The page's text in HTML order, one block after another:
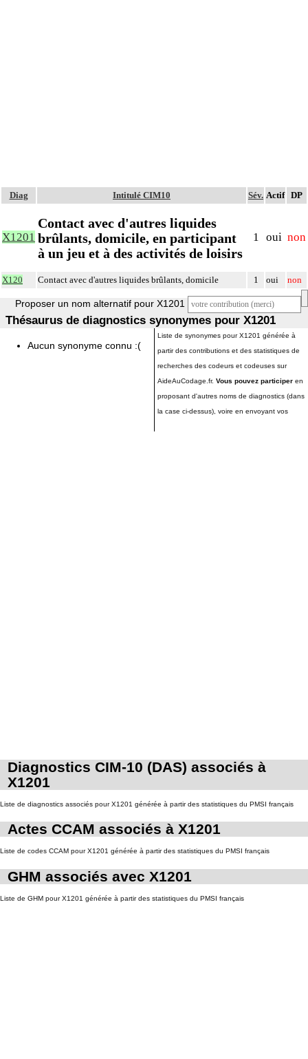
Diag Intitulé CIM10 Sév. Actif DP
X1201
Contact avec d'autres liquides
brûlants, domicile, en participant
à un jeu et à des activités de loisirs
1 oui non
X120 Contact avec d'autres liquides brûlants, domicile 1 oui non
Proposer un nom alternatif pour X1201
Thésaurus de diagnostics synonymes pour X1201
Aucun synonyme connu :(
Liste de synonymes pour X1201 générée à
partir des contributions et des statistiques de
recherches des codeurs et codeuses sur
AideAuCodage.fr. Vous pouvez participer en
proposant d'autres noms de diagnostics (dans
la case ci-dessus), voire en envoyant vos
Diagnostics CIM-10 (DAS) associés à
X1201
Liste de diagnostics associés pour X1201 générée à partir des statistiques du PMSI français
Actes CCAM associés à X1201
Liste de codes CCAM pour X1201 générée à partir des statistiques du PMSI français
GHM associés avec X1201
Liste de GHM pour X1201 générée à partir des statistiques du PMSI français